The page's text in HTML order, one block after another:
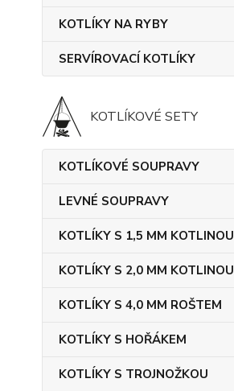
KOTLÍKY NA RYBY
SERVÍROVACÍ KOTLÍKY
KOTLÍKOVÉ SETY
KOTLÍKOVÉ SOUPRAVY
LEVNÉ SOUPRAVY
KOTLÍKY S 1,5 MM KOTLINOU
KOTLÍKY S 2,0 MM KOTLINOU
KOTLÍKY S 4,0 MM ROŠTEM
KOTLÍKY S HOŘÁKEM
KOTLÍKY S TROJNOŽKOU